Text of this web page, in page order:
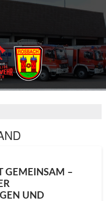
GEMEINSAM –
UND